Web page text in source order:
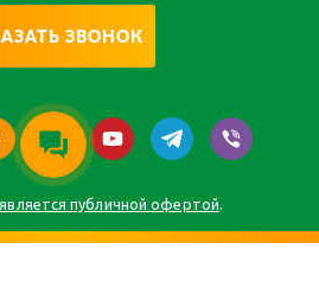
ЗВОНОК
публичной офертой.